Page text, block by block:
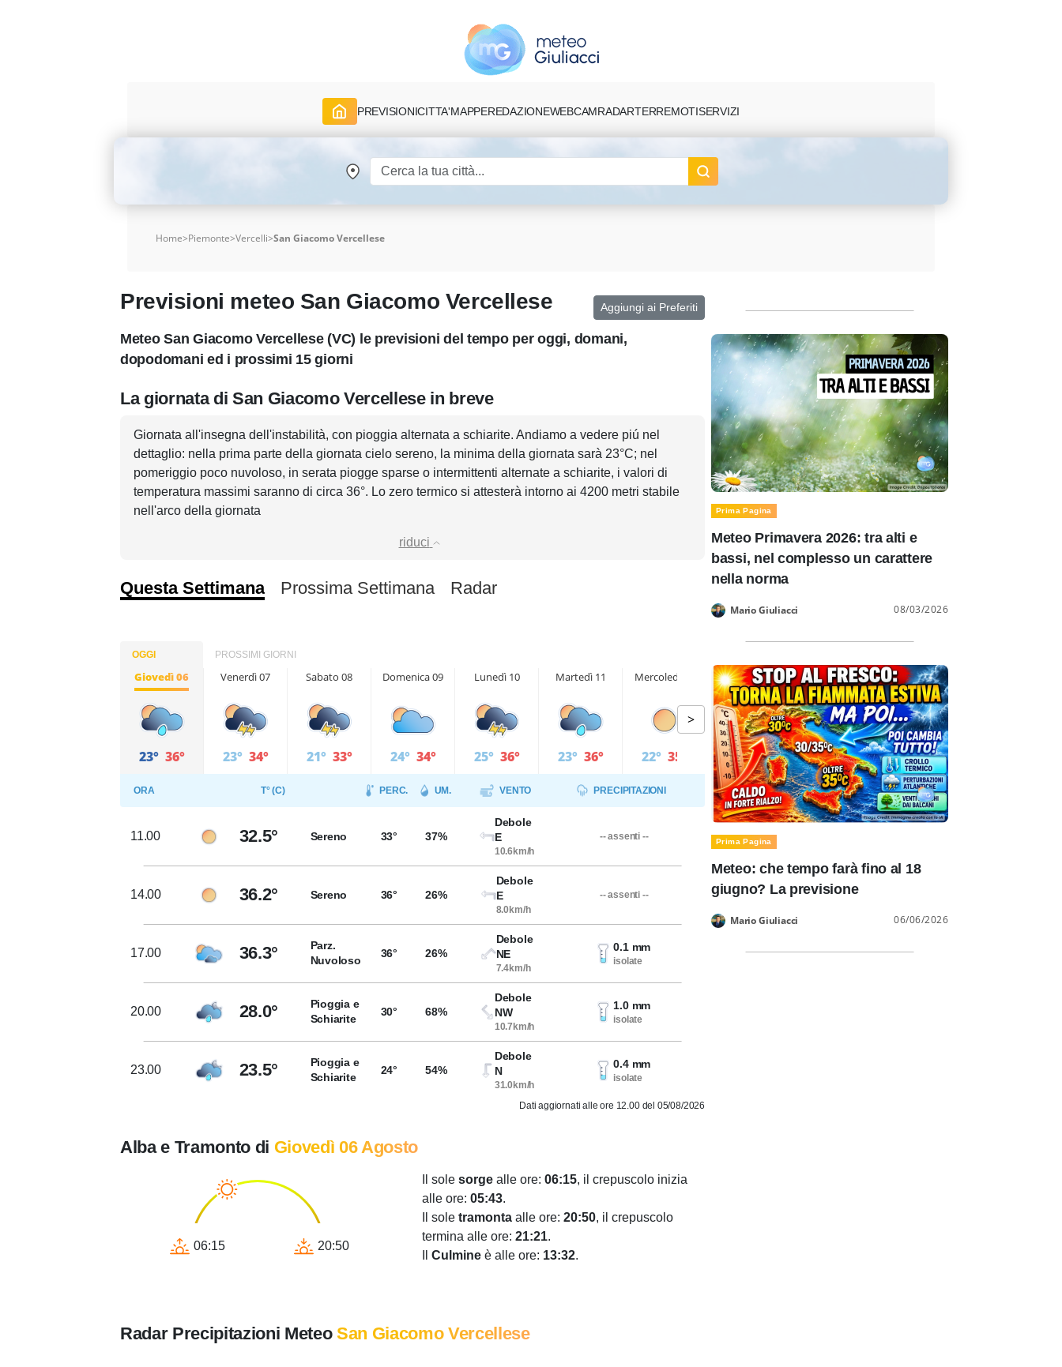
PREVISIONICITTA'MAPPEREDAZIONEWEBCAMRADARTERREMOTISERVIZI
Home>Piemonte>Vercelli>San Giacomo Vercellese
Previsioni meteo San Giacomo Vercellese Aggiungi ai Preferiti
Meteo San Giacomo Vercellese (VC) le previsioni del tempo per oggi, domani,
dopodomani ed i prossimi 15 giorni
La giornata di San Giacomo Vercellese in breve
Giornata all'insegna dell'instabilità, con pioggia alternata a schiarite. Andiamo a vedere piú nel
dettaglio: nella prima parte della giornata cielo sereno, la minima della giornata sarà 23°C; nel
pomeriggio poco nuvoloso, in serata piogge sparse o intermittenti alternate a schiarite, i valori di
temperatura massimi saranno di circa 36°. Lo zero termico si attesterà intorno ai 4200 metri stabile
nell'arco della giornata
riduci
Questa Settimana Prossima Settimana Radar
OGGI PROSSIMI GIORNI
Giovedì 06
23° 36°
Venerdì 07
23° 34°
Sabato 08
21° 33°
Domenica 09
24° 34°
Lunedì 10
25° 36°
Martedì 11
23° 36°
Mercoledì 12
22° 35°
>
ORA T° (C) PERC. UM. VENTO PRECIPITAZIONI
11.00 32.5° Sereno 33° 37%
Debole
E
10.6km/h
-- assenti --
14.00 36.2° Sereno 36° 26%
Debole
E
8.0km/h
-- assenti --
17.00 36.3°
Parz.
Nuvoloso
36° 26%
Debole
NE
7.4km/h
0.1 mm
isolate
20.00 28.0°
Pioggia e
Schiarite
30° 68%
Debole
NW
10.7km/h
1.0 mm
isolate
23.00 23.5°
Pioggia e
Schiarite
24° 54%
Debole
N
31.0km/h
0.4 mm
isolate
Dati aggiornati alle ore 12.00 del 05/08/2026
Alba e Tramonto di Giovedì 06 Agosto
06:15 20:50
Il sole sorge alle ore: 06:15, il crepuscolo inizia
alle ore: 05:43.
Il sole tramonta alle ore: 20:50, il crepuscolo
termina alle ore: 21:21.
Culmine è alle ore: 13:32.
Radar Precipitazioni MeteoSan Giacomo Vercellese
Prima Pagina
Meteo Primavera 2026: tra alti e
bassi, nel complesso un carattere
nella norma
Mario Giuliacci 08/03/2026
Prima Pagina
Meteo: che tempo farà fino al 18
giugno? La previsione
Mario Giuliacci 06/06/2026